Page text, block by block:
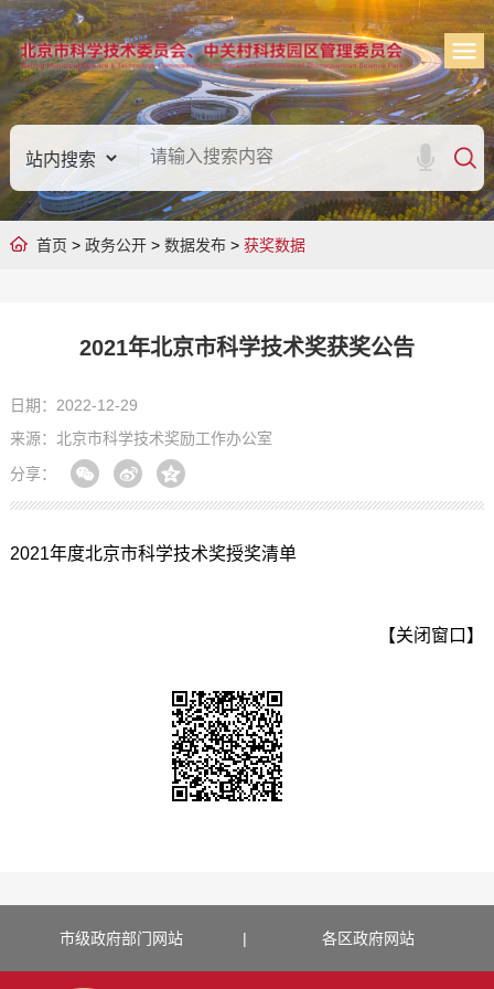
首页 > 政务公开> 数据发布> 获奖数据
2021年北京市科学技术奖获奖公告
日期：2022-12-29
来源：北京市科学技术奖励工作办公室
分享：
2021年度北京市科学技术奖授奖清单
【关闭窗口】
市级政府部门网站 | 各区政府网站